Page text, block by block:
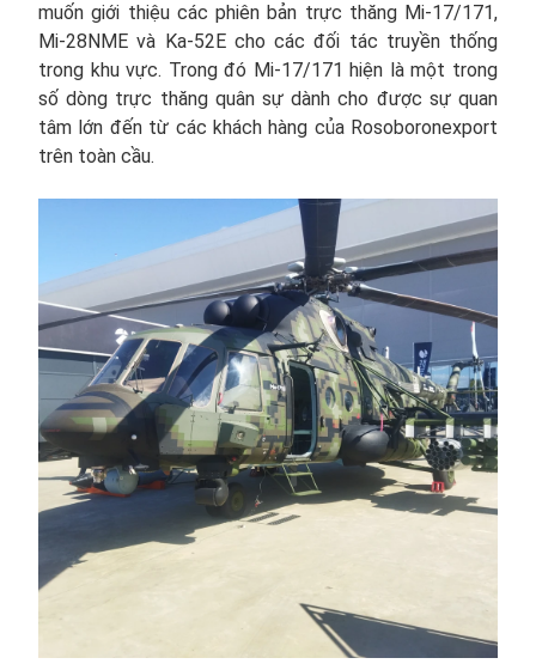
muốn giới thiệu các phiên bản trực thăng Mi-17/171,
Mi-28NME và Ka-52E cho các đối tác truyền thống
trong khu vực. Trong đó Mi-17/171 hiện là một trong
số dòng trực thăng quân sự dành cho được sự quan
tâm lớn đến từ các khách hàng của Rosoboronexport
trên toàn cầu.